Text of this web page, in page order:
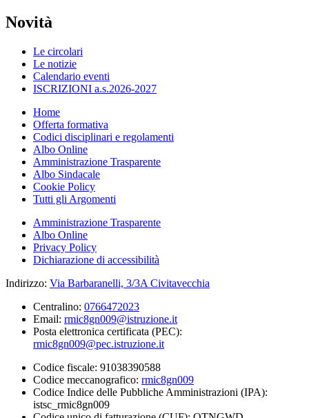
Novità
Le circolari
Le notizie
Calendario eventi
ISCRIZIONI a.s.2026-2027
Home
Offerta formativa
Codici disciplinari e regolamenti
Albo Online
Amministrazione Trasparente
Albo Sindacale
Cookie Policy
Tutti gli Argomenti
Amministrazione Trasparente
Albo Online
Privacy Policy
Dichiarazione di accessibilità
Indirizzo: Via Barbaranelli, 3/3A Civitavecchia
Centralino: 0766472023
Email: rmic8gn009@istruzione.it
Posta elettronica certificata (PEC):
rmic8gn009@pec.istruzione.it
Codice fiscale: 91038390588
Codice meccanografico: rmic8gn009
Codice Indice delle Pubbliche Amministrazioni (IPA):
istsc_rmic8gn009